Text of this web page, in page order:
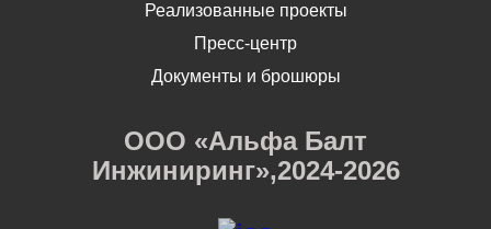
Реализованные проекты
Пресс-центр
Документы и брошюры
ООО «Альфа Балт
Инжиниринг»,2024-2026